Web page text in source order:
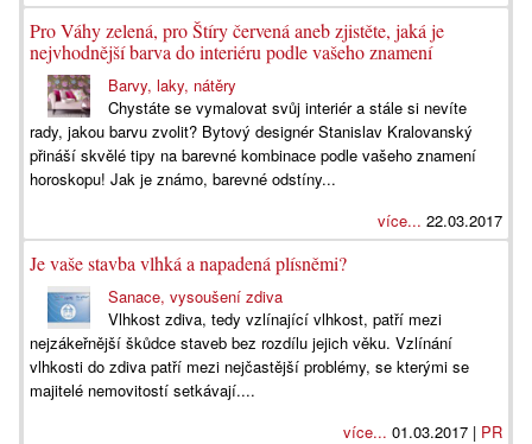
Pro Váhy zelená, pro Štíry červená aneb zjistěte, jaká je
nejvhodnější barva do interiéru podle vašeho znamení
Barvy, laky, nátěry
Chystáte se vymalovat svůj interiér a stále si nevíte
rady, jakou barvu zvolit? Bytový designér Stanislav Kralovanský
přináší skvělé tipy na barevné kombinace podle vašeho znamení
horoskopu! Jak je známo, barevné odstíny...
více... 22.03.2017
Je vaše stavba vlhká a napadená plísněmi?
Sanace, vysoušení zdiva
Vlhkost zdiva, tedy vzlínající vlhkost, patří mezi
nejzákeřnější škůdce staveb bez rozdílu jejich věku. Vzlínání
vlhkosti do zdiva patří mezi nejčastější problémy, se kterými se
majitelé nemovitostí setkávají....
více... 01.03.2017 | PR